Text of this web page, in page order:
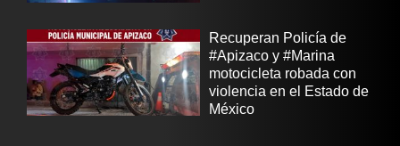
Recuperan Policía de
#Apizaco y #Marina
motocicleta robada con
violencia en el Estado de
México